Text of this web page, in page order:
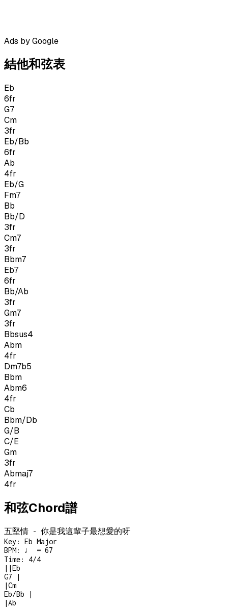
Ads by Google
結他和弦表
Eb
6fr
G7
Cm
3fr
Eb/Bb
6fr
Ab
4fr
Eb/G
Fm7
Bb
Bb/D
3fr
Cm7
3fr
Bbm7
Eb7
6fr
Bb/Ab
3fr
Gm7
3fr
Bbsus4
Abm
4fr
Dm7b5
Bbm
Abm6
4fr
Cb
Bbm/Db
G/B
C/E
Gm
3fr
Abmaj7
4fr
和弦Chord譜
五堅情 - 你是我這輩子最想愛的呀
Key: Eb Major
BPM: ♩ = 67
Time: 4/4
| |Eb
G7
|
|Cm
Eb/Bb
|
|Ab